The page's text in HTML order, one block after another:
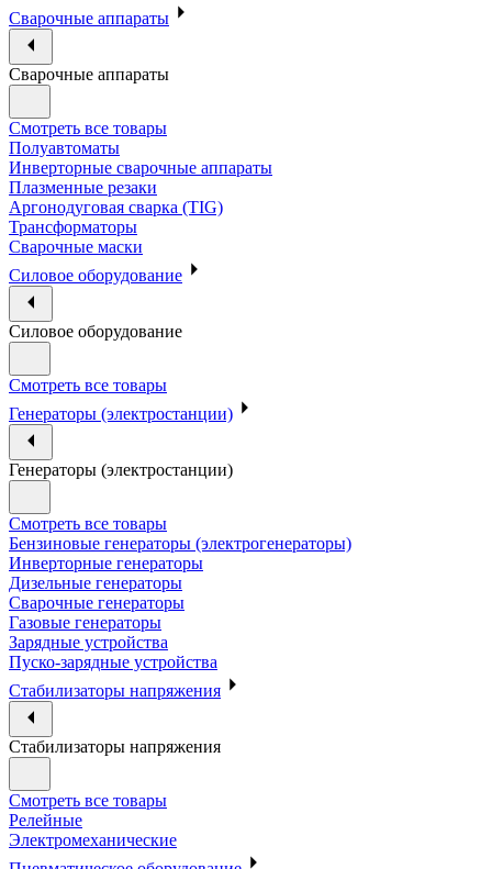
Сварочные аппараты
Сварочные аппараты
Смотреть все товары
Полуавтоматы
Инверторные сварочные аппараты
Плазменные резаки
Аргонодуговая сварка (TIG)
Трансформаторы
Сварочные маски
Силовое оборудование
Силовое оборудование
Смотреть все товары
Генераторы (электростанции)
Генераторы (электростанции)
Смотреть все товары
Бензиновые генераторы (электрогенераторы)
Инверторные генераторы
Дизельные генераторы
Сварочные генераторы
Газовые генераторы
Зарядные устройства
Пуско-зарядные устройства
Стабилизаторы напряжения
Стабилизаторы напряжения
Смотреть все товары
Релейные
Электромеханические